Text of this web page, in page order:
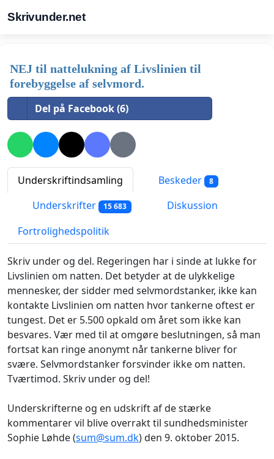
Skrivunder.net
NEJ til nattelukning af Livslinien til
forebyggelse af selvmord.
Del på Facebook (6)
Underskriftindsamling Beskeder 8
Underskrifter 15 683
Diskussion
Fortrolighedspolitik
Skriv under og del. Regeringen har i sinde at lukke for
Livslinien om natten. Det betyder at de ulykkelige
mennesker, der sidder med selvmordstanker, ikke kan
kontakte Livslinien om natten hvor tankerne oftest er
tungest. Det er 5.500 opkald om året som ikke kan
besvares. Vær med til at omgøre beslutningen, så man
fortsat kan ringe anonymt når tankerne bliver for
svære. Selvmordstanker forsvinder ikke om natten.
Tværtimod. Skriv under og del!
Underskrifterne og en udskrift af de stærke
kommentarer vil blive overrakt til sundhedsminister
Sophie Løhde (sum@sum.dk) den 9. oktober 2015.